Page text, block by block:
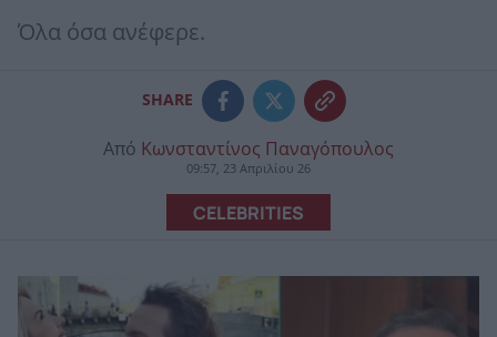
Όλα όσα ανέφερε.
SHARE
Από Κωνσταντίνος Παναγόπουλος
09:57, 23 Απριλίου 26
CELEBRITIES